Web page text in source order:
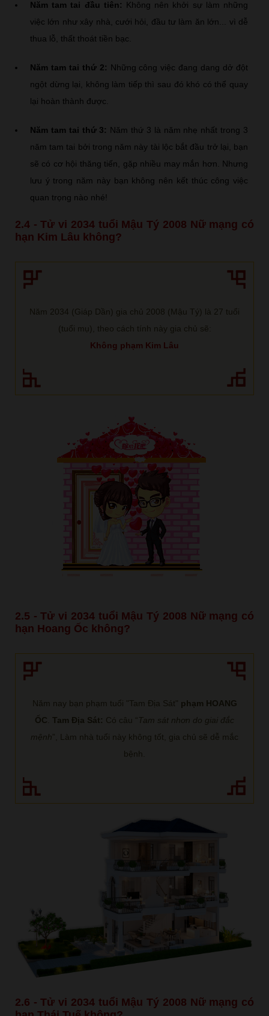
Năm tam tai đầu tiên: Không nên khởi sự làm những
việc lớn như xây nhà, cưới hỏi, đầu tư làm ăn lớn... vì dễ
thua lỗ, thất thoát tiền bạc.
Năm tam tai thứ 2: Những công việc đang dang dở đột
ngột dừng lại, không làm tiếp thì sau đó khó có thể quay
lại hoàn thành được.
Năm tam tai thứ 3: Năm thứ 3 là năm nhẹ nhất trong 3
năm tam tai bởi trong năm này tài lộc bắt đầu trở lại, bạn
sẽ có cơ hội thăng tiến, gặp nhiều may mắn hơn. Nhưng
lưu ý trong năm này bạn không nên kết thúc công việc
quan trọng nào nhé!
2.4 - Tử vi 2034 tuổi Mậu Tý 2008 Nữ mạng có
hạn Kim Lâu không?
Năm 2034 (Giáp Dần) gia chủ 2008 (Mậu Tý) là 27 tuổi
(tuổi mụ), theo cách tính này gia chủ sẽ:
Không phạm Kim Lâu
2.5 - Tử vi 2034 tuổi Mậu Tý 2008 Nữ mạng có
hạn Hoang Ốc không?
Năm nay bạn phạm tuổi "Tam Địa Sát" phạm HOANG
ỐC Tam Địa Sát: Có câu “Tam sát nhơn do giai đắc
mệnh”, Làm nhà tuổi này không tốt, gia chủ sẽ dễ mắc
bệnh.
2.6 - Tử vi 2034 tuổi Mậu Tý 2008 Nữ mạng có